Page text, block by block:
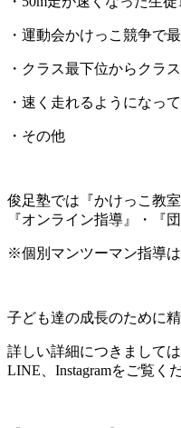
・運動会かけっこ競争で
・クラス最下位からクラス
・速く走れるようになっ
・その他
俊足塾では『かけっこ教
『オンライン指導』・『
※個別マンツーマン指導
子ども達の成長のために
詳しい詳細につきまして
LINE、Instagramをご覧く